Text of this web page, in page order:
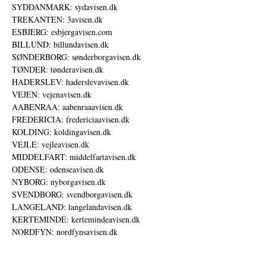
SYDDANMARK: sydavisen.dk
TREKANTEN: 3avisen.dk
ESBJERG: esbjergavisen.com
BILLUND: billundavisen.dk
SØNDERBORG: sønderborgavisen.dk
TØNDER: tønderavisen.dk
HADERSLEV: haderslevavisen.dk
VEJEN: vejenavisen.dk
AABENRAA: aabenraaavisen.dk
FREDERICIA: fredericiaavisen.dk
KOLDING: koldingavisen.dk
VEJLE: vejleavisen.dk
MIDDELFART: middelfartavisen.dk
ODENSE: odenseavisen.dk
NYBORG: nyborgavisen.dk
SVENDBORG: svendborgavisen.dk
LANGELAND: langelandavisen.dk
KERTEMINDE: kertemindeavisen.dk
NORDFYN: nordfynsavisen.dk